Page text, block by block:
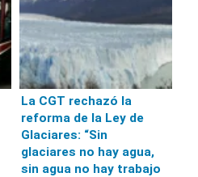
La CGT rechazó la
reforma de la Ley de
Glaciares: “Sin
glaciares no hay agua,
sin agua no hay trabajo